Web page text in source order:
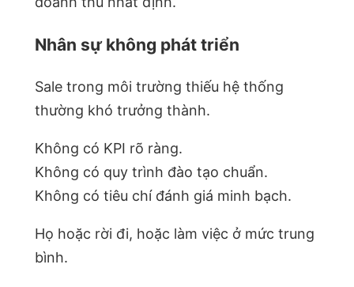
Nhân sự không phát triển
Sale trong môi trường thiếu hệ thống
thường khó trưởng thành.
Không có KPI rõ ràng.
Không có quy trình đào tạo chuẩn.
Không có tiêu chí đánh giá minh bạch.
Họ hoặc rời đi, hoặc làm việc ở mức trung
bình.